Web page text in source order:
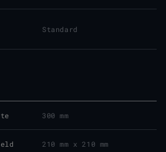
Standard
300 mm
210 mm x 210 mm